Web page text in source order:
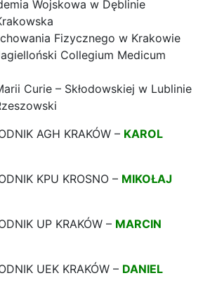
Wojskowa w Dęblinie
Fizycznego w Krakowie
Collegium Medicum
Curie – Skłodowskiej w Lublinie
AGH KRAKÓW – KAROL
KPU KROSNO – MIKOŁAJ
UP KRAKÓW – MARCIN
UEK KRAKÓW – DANIEL